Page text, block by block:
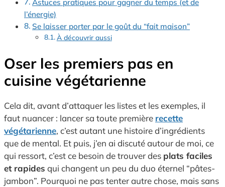
Astuces pratiques pour gagner du temps (et de
l’énergie)
Se laisser porter par le goût du “fait maison”
À découvrir aussi
Oser les premiers pas en
cuisine végétarienne
Cela dit, avant d’attaquer les listes et les exemples, il
faut nuancer : lancer sa toute première recette
végétarienne, c’est autant une histoire d’ingrédients
que de mental. Et puis, j’en ai discuté autour de moi, ce
qui ressort, c’est ce besoin de trouver des plats faciles
et rapides qui changent un peu du duo éternel “pâtes-
jambon”. Pourquoi ne pas tenter autre chose, mais sans